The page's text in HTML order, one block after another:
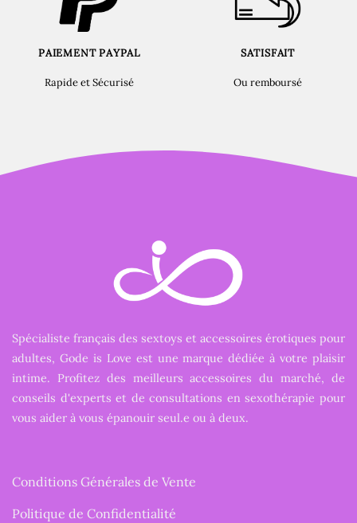
PAIEMENT PAYPAL
Rapide et Sécurisé
SATISFAIT
Ou remboursé
Spécialiste français des sextoys et accessoires érotiques pour
adultes, Gode is Love est une marque dédiée à votre plaisir
intime. Profitez des meilleurs accessoires du marché, de
conseils d'experts et de consultations en sexothérapie pour
vous aider à vous épanouir seul.e ou à deux.
Conditions Générales de Vente
Politique de Confidentialité